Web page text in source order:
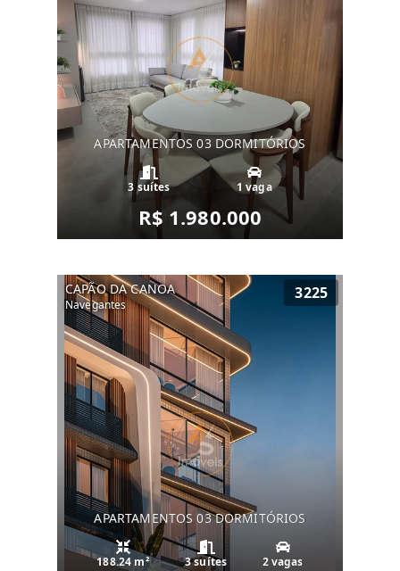
APARTAMENTOS 03 DORMITÓRIOS
3 suítes 1 vaga
R$ 1.980.000
CAPÃO DA CANOA
Navegantes
3225
APARTAMENTOS 03 DORMITÓRIOS
188.24 m² 3 suítes 2 vagas